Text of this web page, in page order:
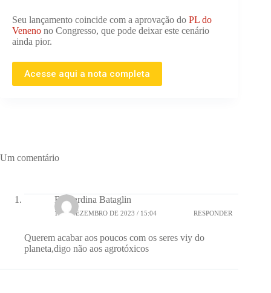
Seu lançamento coincide com a aprovação do PL do
Veneno no Congresso, que pode deixar este cenário
ainda pior.
Acesse aqui a nota completa
Um comentário
Bernardina Bataglin
1 DE DEZEMBRO DE 2023 / 15:04 RESPONDER
Querem acabar aos poucos com os seres viy do
planeta,digo não aos agrotóxicos